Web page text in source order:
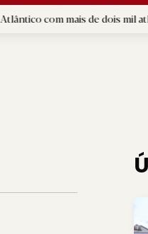
de dois mil atletas |